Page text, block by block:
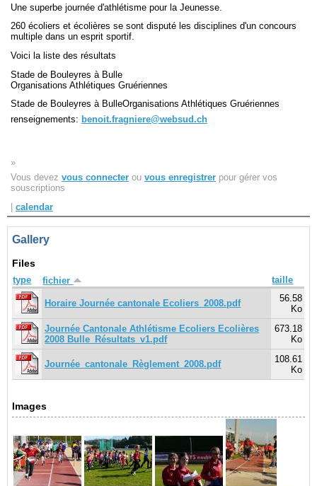
Caisse à savon
Hippisme
Marche
Archives
Navigation
recherche
Ouverture de session
Créer un nouveau compte
Demander un nouveau mot de passe
Une superbe journée d'athlétisme pour la Jeunesse.
260 écoliers et écolières se sont disputé les disciplines d'un concours
multiple dans un esprit sportif.
Voici la liste des résultats
Stade de Bouleyres à Bulle
Organisations Athlétiques Gruériennes
Stade de Bouleyres à BulleOrganisations Athlétiques Gruériennes
renseignements: benoit.fragniere@websud.ch
»
Vous devez vous connecter ou vous enregistrer pour gérer vos
souscriptions
calendar
Gallery
Files
type fichier taille
Horaire Journée cantonale Ecoliers_2008.pdf
56.58
Ko
Journée Cantonale Athlétisme Ecoliers Ecolières
2008 Bulle_Résultats_v1.pdf
673.18
Ko
Journée_cantonale_Règlement_2008.pdf
108.61
Ko
Images